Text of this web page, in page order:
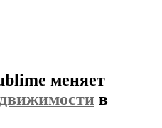
меняет
в